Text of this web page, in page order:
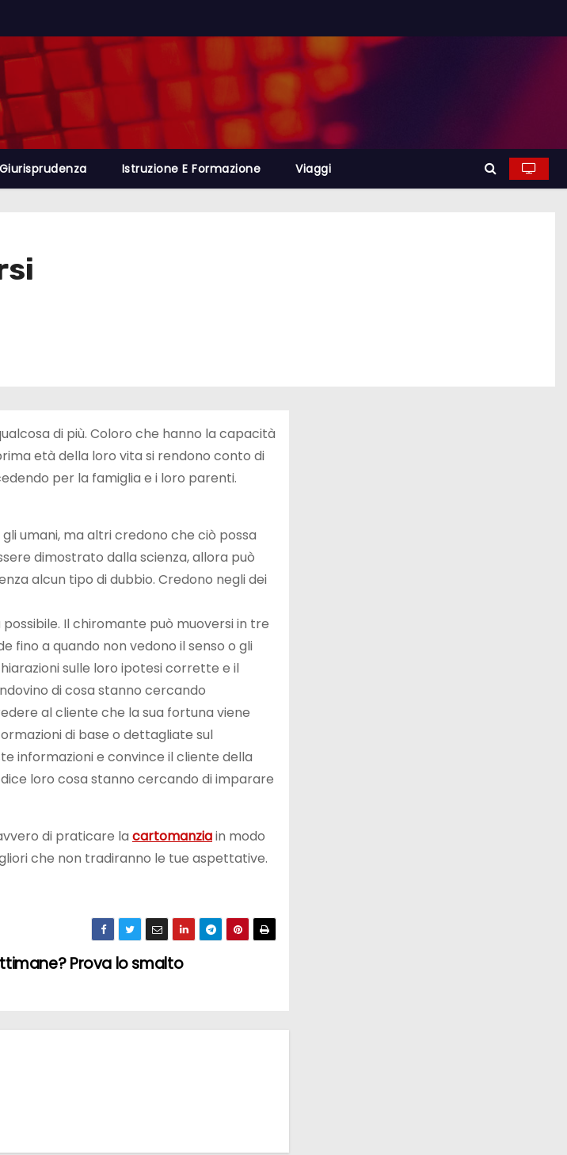
Giurisprudenza Istruzione E Formazione Viaggi
di più. Coloro che hanno la capacità
età della loro vita si rendono conto di
per la famiglia e i loro parenti.
umani, ma altri credono che ciò possa
dimostrato dalla scienza, allora può
alcun tipo di dubbio. Credono negli dei
Il chiromante può muoversi in tre
fino a quando non vedono il senso o gli
sulle loro ipotesi corrette e il
di cosa stanno cercando
al cliente che la sua fortuna viene
di base o dettagliate sul
informazioni e convince il cliente della
loro cosa stanno cercando di imparare
di praticare la cartomanziain modo
che non tradiranno le tue aspettative.
Prova lo smalto